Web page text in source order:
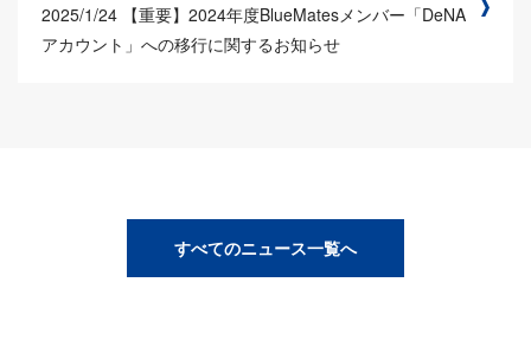
2025/1/24 【重要】2024年度BlueMatesメンバー「DeNA
アカウント」への移行に関するお知らせ
すべてのニュース一覧へ